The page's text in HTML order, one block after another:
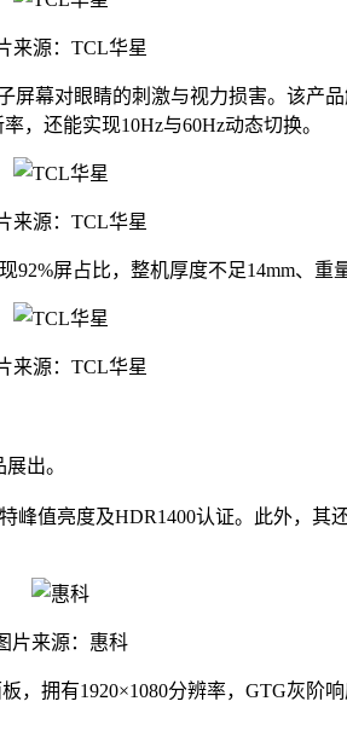
来源：TCL华星
幕对眼睛的刺激与视力损害。该产
，还能实现10Hz与60Hz动态切换。
来源：TCL华星
屏占比，整机厚度不足14mm、重量
来源：TCL华星
出。
值亮度及HDR1400认证。此外，其
片来源：惠科
拥有1920×1080分辨率，GTG灰阶